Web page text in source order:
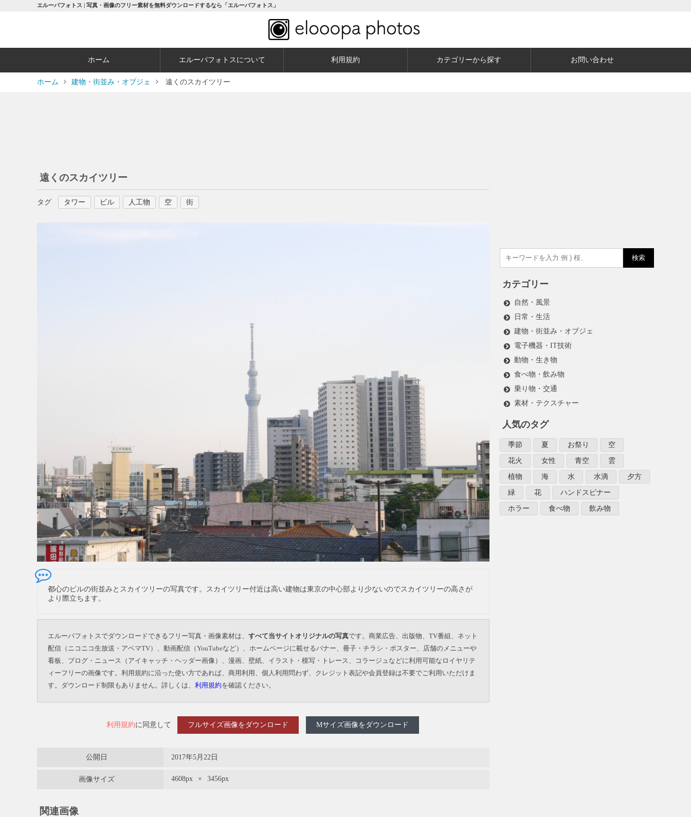
エルーパフォトス | 写真・画像のフリー素材を無料ダウンロードするなら「エルーパフォトス」
ホーム エルーパフォトスについて 利用規約 カテゴリーから探す お問い合わせ
ホーム 建物・街並み・オブジェ 遠くのスカイツリー
遠くのスカイツリー
タグ タワー ビル 人工物 空 街
都心のビルの街並みとスカイツリーの写真です。スカイツリー付近は高い建物は東京の中心部より少ないのでスカイツリーの高さが
より際立ちます。
エルーパフォトスでダウンロードできるフリー写真・画像素材は、 すべて当サイトオリジナルの写真です。商業広告、出版物、TV番組、ネット
配信（ニコニコ生放送・アベマTV）、動画配信（YouTubeなど）、ホームページに載せるバナー、冊子・チラシ・ポスター、店舗のメニューや
看板、ブログ・ニュース（アイキャッチ・ヘッダー画像）、漫画、壁紙、イラスト・模写・トレース、コラージュなどに利用可能なロイヤリテ
ィーフリーの画像です。利用規約に沿った使い方であれば、商用利用、個人利用問わず、クレジット表記や会員登録は不要でご利用いただけま
す。ダウンロード制限もありません。詳しくは、 利用規約を確認ください。
利用規約に同意して フルサイズ画像をダウンロード Mサイズ画像をダウンロード
公開日 2017年5月22日
画像サイズ 4608px × 3456px
関連画像
検索
カテゴリー
自然・風景
日常・生活
建物・街並み・オブジェ
電子機器・IT技術
動物・生き物
食べ物・飲み物
乗り物・交通
素材・テクスチャー
人気のタグ
季節 夏 お祭り 空
花火 女性 青空 雲
植物 海 水 水滴 夕方
緑 花 ハンドスピナー
ホラー 食べ物 飲み物